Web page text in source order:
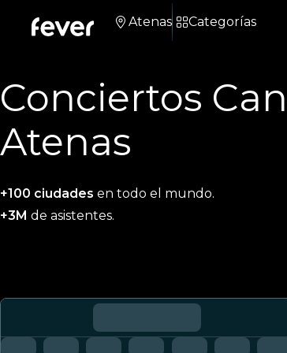
Atenas Categorías
Conciertos
Atenas
+100 ciudades en todo el mundo.
+3M de asistentes.